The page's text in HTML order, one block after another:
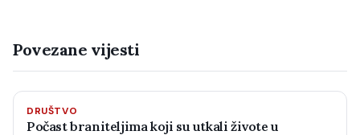
Povezane vijesti
DRUŠTVO
Počast braniteljima koji su utkali živote u